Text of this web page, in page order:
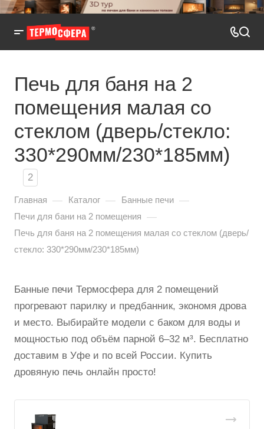
Печь для баня на 2
помещения малая со
стеклом (дверь/стекло:
330*290мм/230*185мм)
2
Главная — Каталог — Банные печи —
Печи для бани на 2 помещения —
Печь для баня на 2 помещения малая со стеклом (дверь/
стекло: 330*290мм/230*185мм)
Банные печи Термосфера для 2 помещений
прогревают парилку и предбанник, экономя дрова
и место. Выбирайте модели с баком для воды и
мощностью под объём парной 6–32 м³. Бесплатно
доставим в Уфе и по всей России. Купить
дровяную печь онлайн просто!